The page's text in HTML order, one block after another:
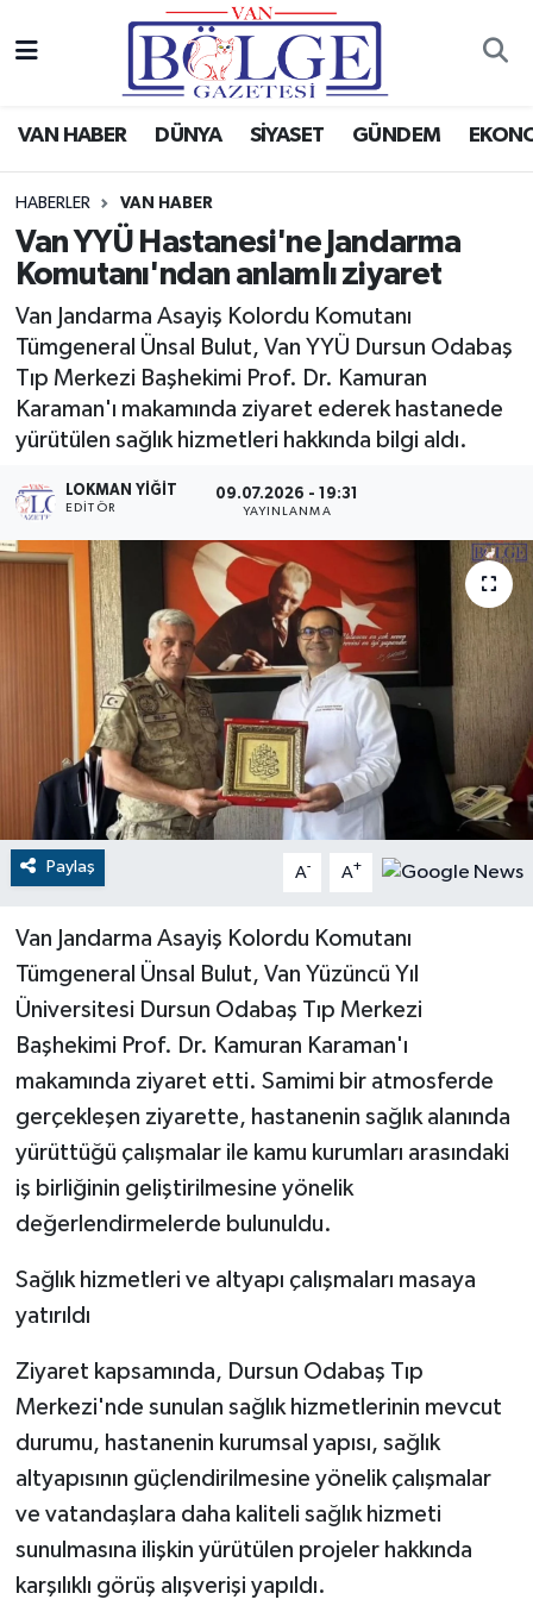
VAN HABER DÜNYA SİYASET GÜNDEM
HABERLER VAN HABER
Van YYÜ Hastanesi'ne Jandarma
Komutanı'ndan anlamlı ziyaret
Van Jandarma Asayiş Kolordu Komutanı
Tümgeneral Ünsal Bulut, Van YYÜ Dursun Odabaş
Tıp Merkezi Başhekimi Prof. Dr. Kamuran
Karaman'ı makamında ziyaret ederek hastanede
yürütülen sağlık hizmetleri hakkında bilgi aldı.
LOKMAN YIĞIT
EDİTÖR
09.07.2026 - 19:31
YAYINLANMA
Paylaş A- A+
Van Jandarma Asayiş Kolordu Komutanı
Tümgeneral Ünsal Bulut, Van Yüzüncü Yıl
Üniversitesi Dursun Odabaş Tıp Merkezi
Başhekimi Prof. Dr. Kamuran Karaman'ı
makamında ziyaret etti. Samimi bir atmosferde
gerçekleşen ziyarette, hastanenin sağlık alanında
yürüttüğü çalışmalar ile kamu kurumları arasındaki
iş birliğinin geliştirilmesine yönelik
değerlendirmelerde bulunuldu.
Sağlık hizmetleri ve altyapı çalışmaları masaya
yatırıldı
Ziyaret kapsamında, Dursun Odabaş Tıp
Merkezi'nde sunulan sağlık hizmetlerinin mevcut
durumu, hastanenin kurumsal yapısı, sağlık
altyapısının güçlendirilmesine yönelik çalışmalar
ve vatandaşlara daha kaliteli sağlık hizmeti
sunulmasına ilişkin yürütülen projeler hakkında
karşılıklı görüş alışverişi yapıldı.
Van Haber
Gündem
Spor
Ekonomi
Sağlık
Dünya
RESMİ İLANLAR
Hava Durumu
Puan Durumu ve Fikstür
Tüm Manşetler
Son Dakika Haberleri
Haber Arşivi